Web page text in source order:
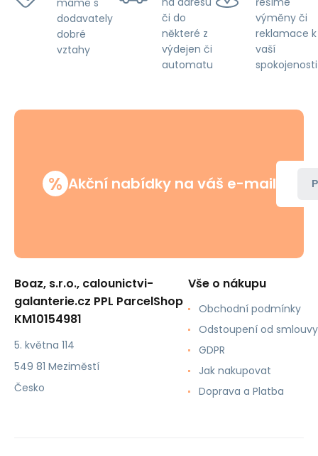
dodavately
dobré
vztahy
či do
některé z
výdejen či
automatu
výměny či
reklamace k
vaší
spokojenosti
% Akční nabídky na váš e-mail
Boaz, s.r.o., calounictvi-
galanterie.cz PPL ParcelShop
KM10154981
5. května 114
549 81 Meziměstí
Česko
Vše o nákupu
Obchodní podmínky
Odstoupení od smlouvy
GDPR
Jak nakupovat
Doprava a Platba